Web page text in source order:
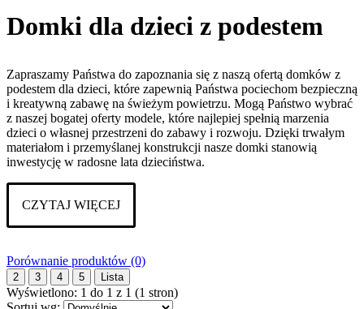
Domki dla dzieci z podestem
Zapraszamy Państwa do zapoznania się z naszą ofertą domków z
podestem dla dzieci, które zapewnią Państwa pociechom bezpieczną
i kreatywną zabawę na świeżym powietrzu. Mogą Państwo wybrać
z naszej bogatej oferty modele, które najlepiej spełnią marzenia
dzieci o własnej przestrzeni do zabawy i rozwoju. Dzięki trwałym
materiałom i przemyślanej konstrukcji nasze domki stanowią
inwestycję w radosne lata dzieciństwa.
CZYTAJ WIĘCEJ
Porównanie produktów (0)
2 3 4 5 Lista
Wyświetlono: 1 do 1 z 1 (1 stron)